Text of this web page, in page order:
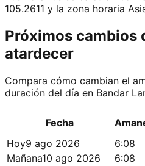
105.2611 y la zona horaria
Próximos cambios
atardecer
Compara cómo cambian el
duración del día en Bandar
Fecha
Hoy9 ago 2026 6:08
Mañana10 ago 2026 6:08